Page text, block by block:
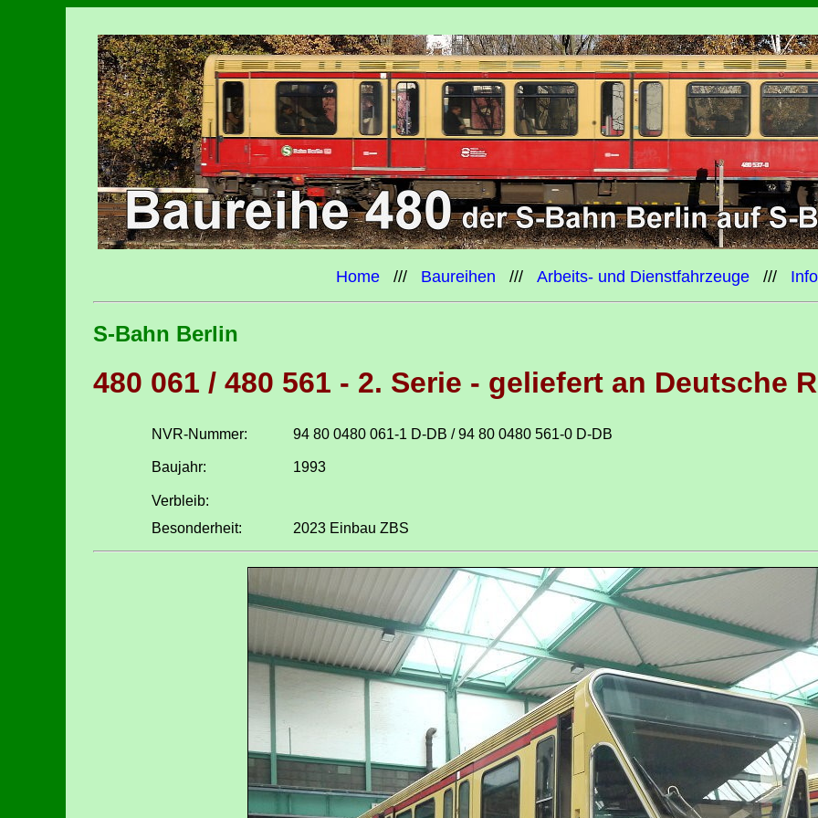
Home /// Baureihen /// Arbeits- und Dienstfahrzeuge ///
S-Bahn Berlin
480 061 / 480 561 - 2. Serie - geliefert an Deutsche
NVR-Nummer: 94 80 0480 061-1 D-DB / 94 80 0480 561-0 D-DB
Baujahr: 1993
Verbleib:
Besonderheit:
2023 Einbau ZBS